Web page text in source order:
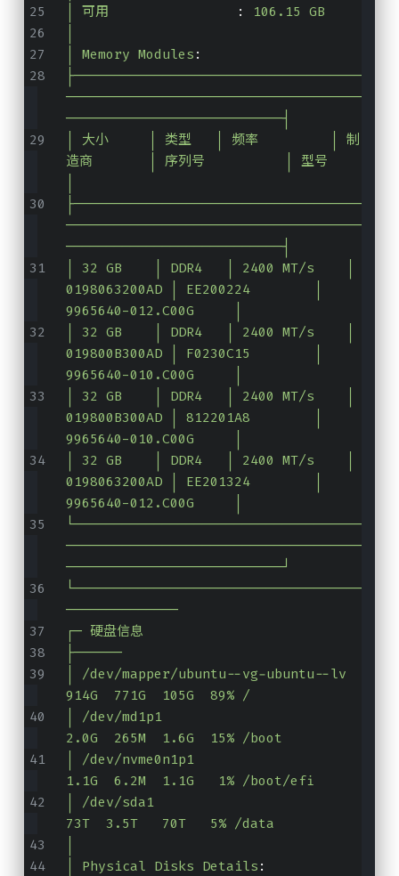
│ 可用
                :
106.15 GB
│ Memory Modules :
├────────────────────────────────────
─────────────────────────────────────
───────────────────────────┤
│ 大小     │ 类型   │ 频率         │ 制
造商       │ 序列号          │ 型号
├────────────────────────────────────
─────────────────────────────────────
───────────────────────────┤
│ 32 GB    │ DDR4   │ 2400 MT/s    │
0198063200AD │ EE200224        │
9965640-012.C00G     │
│ 32 GB    │ DDR4   │ 2400 MT/s    │
019800B300AD │ F0230C15        │
9965640-010.C00G     │
│ 32 GB    │ DDR4   │ 2400 MT/s    │
019800B300AD │ 812201A8        │
9965640-010.C00G     │
│ 32 GB    │ DDR4   │ 2400 MT/s    │
0198063200AD │ EE201324        │
9965640-012.C00G     │
└────────────────────────────────────
─────────────────────────────────────
───────────────────────────┘
└────────────────────────────────────
──────────────
┌─ 硬盘信息
├──────
│ /dev/mapper/ubuntu--vg-ubuntu--lv
914G  771G  105G  89% /
│ /dev/md1p1
2.0G  265M  1.6G  15% /boot
│ /dev/nvme0n1p1
1.1G  6.2M  1.1G   1% /boot/efi
│ /dev/sda1
73T  3.5T   70T   5% /data
│ Physical Disks Details :